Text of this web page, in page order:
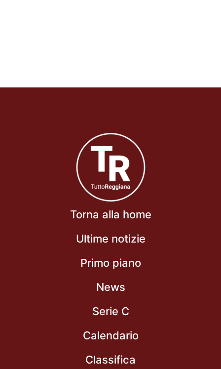
Torna alla home
Ultime notizie
Primo piano
News
Serie C
Calendario
Classifica